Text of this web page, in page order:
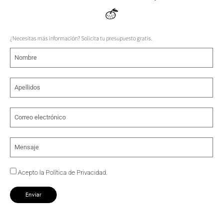
¿Necesitas más información? Solicita tu presupuesto gratis.
Acepto la Política de Privacidad.
Enviar